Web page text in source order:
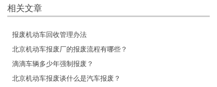
相关文章
报废机动车回收管理办法
北京机动车报废厂的报废流程有哪些？
滴滴车辆多少年强制报废？
北京机动车报废谈什么是汽车报废？